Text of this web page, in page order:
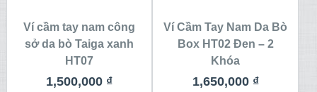
Ví cầm tay nam công
sở da bò Taiga xanh
HT07
1,500,000 ₫
Ví Cầm Tay Nam Da Bò
Box HT02 Đen – 2
Khóa
1,650,000 ₫